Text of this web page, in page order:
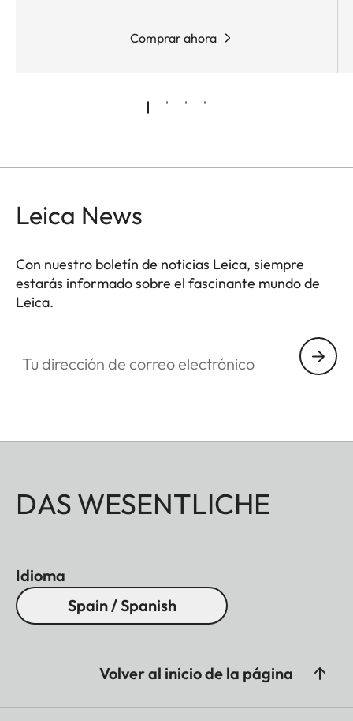
Comprar ahora
Leica News
Con nuestro boletín de noticias Leica, siempre
estarás informado sobre el fascinante mundo de
Leica.
DAS WESENTLICHE
Idioma
Spain / Spanish
Volver al inicio de la página